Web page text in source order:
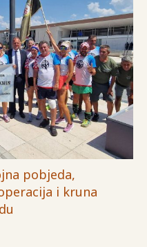
pobjeda,
i kruna